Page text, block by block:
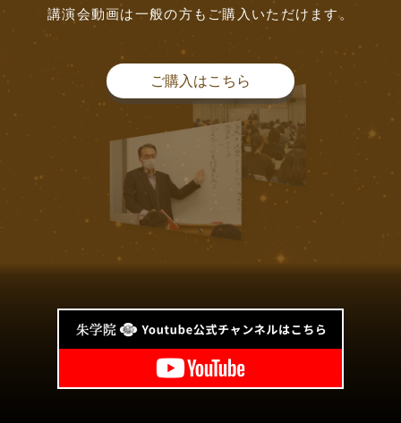
講演会動画は一般の方もご購入いただけます。
ご購入はこちら